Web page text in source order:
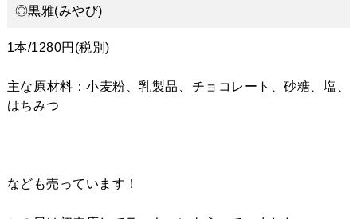
◎黒雅(みやび)
1本/1280円(税別)
主な原材料：小麦粉、乳製品、チョコレート、砂糖、塩、
はちみつ
なども売っています！